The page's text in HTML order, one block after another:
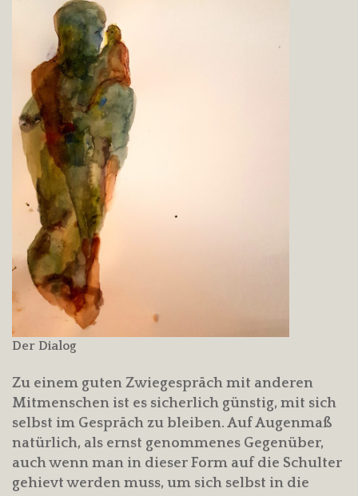
Der Dialog
Zu einem guten Zwiegespräch mit anderen
Mitmenschen ist es sicherlich günstig, mit sich
selbst im Gespräch zu bleiben. Auf Augenmaß
natürlich, als ernst genommenes Gegenüber,
auch wenn man in dieser Form auf die Schulter
gehievt werden muss, um sich selbst in die